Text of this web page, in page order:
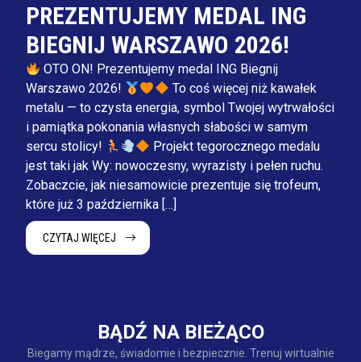
PREZENTUJEMY MEDAL ING
BIEGNIJ WARSZAWO 2026!
OTO ON! Prezentujemy medal ING Biegnij
Warszawo 2026!
To coś więcej niż kawałek
metalu — to czysta energia, symbol Twojej wytrwałości
i pamiątka pokonania własnych słabości w samym
sercu stolicy!
Projekt tegorocznego medalu
jest taki jak Wy: nowoczesny, wyrazisty i pełen ruchu.
Zobaczcie, jak niesamowicie prezentuje się trofeum,
które już 3 października […]
CZYTAJ WIĘCEJ
BĄDŹ NA BIEŻĄCO
Biegamy mądrze, świadomie i bezpiecznie. Trenuj wirtualnie